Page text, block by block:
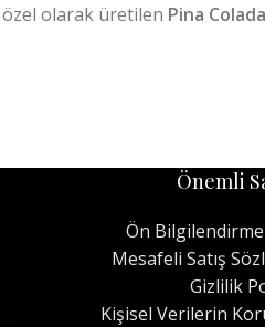
özel olarak üretilen Pina
Önemli
Ön
Mesafeli Satış
Gizlilik
Kişisel Verilerin